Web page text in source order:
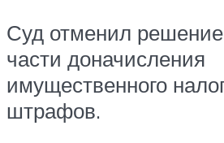
Суд отменил решение
части доначисления
имущественного
штрафов.